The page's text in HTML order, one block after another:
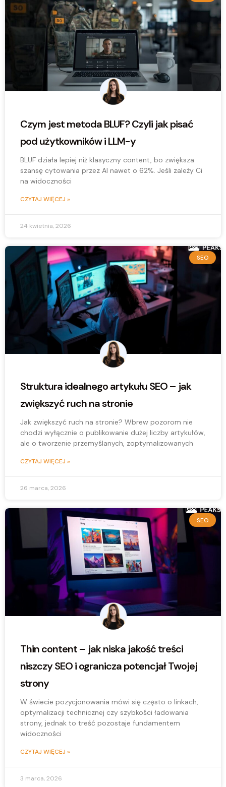
Czym jest metoda BLUF? Czyli jak pisać
pod użytkowników i LLM-y
BLUF działa lepiej niż klasyczny content, bo zwiększa
szansę cytowania przez AI nawet o 62%. Jeśli zależy Ci
na widoczności
CZYTAJ WIĘCEJ »
24 kwietnia, 2026
SEO
Struktura idealnego artykułu SEO – jak
zwiększyć ruch na stronie
Jak zwiększyć ruch na stronie? Wbrew pozorom nie
chodzi wyłącznie o publikowanie dużej liczby artykułów,
ale o tworzenie przemyślanych, zoptymalizowanych
CZYTAJ WIĘCEJ »
26 marca, 2026
SEO
Thin content – jak niska jakość treści
niszczy SEO i ogranicza potencjał Twojej
strony
W świecie pozycjonowania mówi się często o linkach,
optymalizacji technicznej czy szybkości ładowania
strony, jednak to treść pozostaje fundamentem
widoczności
CZYTAJ WIĘCEJ »
3 marca, 2026